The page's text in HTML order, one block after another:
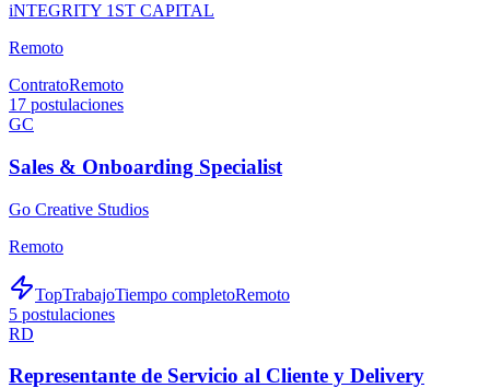
iNTEGRITY 1ST CAPITAL
Remoto
ContratoRemoto
17 postulaciones
GC
Sales & Onboarding Specialist
Go Creative Studios
Remoto
TopTrabajoTiempo completoRemoto
5 postulaciones
RD
Representante de Servicio al Cliente y Delivery